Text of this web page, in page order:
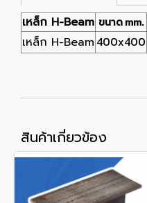
เหล็ก H-Beam ขนาด mm.
เหล็ก H-Beam 400x400
สินค้าเกี่ยวข้อง